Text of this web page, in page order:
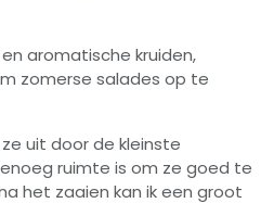
aromatische kruiden,
zomerse salades op te
uit door de kleinste
ruimte is om ze goed te
het zaaien kan ik een groot